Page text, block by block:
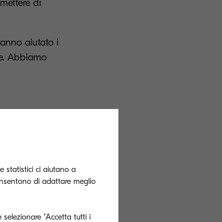
di
aiutato i
Abbiamo
e
statistici ci aiutano a
di adattare meglio
selezionare "Accetta tutti i